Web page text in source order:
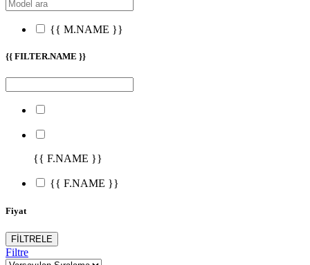
{{ M.NAME }}
{{ FILTER.NAME }}
{{ F.NAME }}
{{ F.NAME }}
Fiyat
FİLTRELE
Filtre